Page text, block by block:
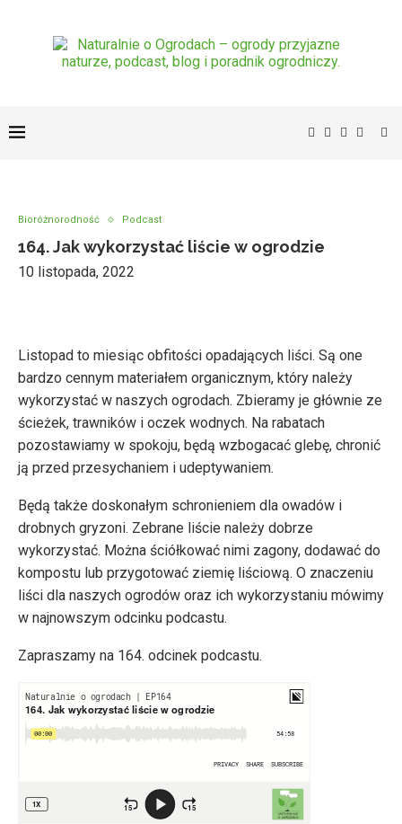
Bioróżnorodność Podcast
164. Jak wykorzystać liście w ogrodzie
10 listopada, 2022
Listopad to miesiąc obfitości opadających liści. Są one
bardzo cennym materiałem organicznym, który należy
wykorzystać w naszych ogrodach. Zbieramy je głównie ze
ścieżek, trawników i oczek wodnych. Na rabatach
pozostawiamy w spokoju, będą wzbogacać glebę, chronić
ją przed przesychaniem i udeptywaniem.
Będą także doskonałym schronieniem dla owadów i
drobnych gryzoni. Zebrane liście należy dobrze
wykorzystać. Można ściółkować nimi zagony, dodawać do
kompostu lub przygotować ziemię liściową. O znaczeniu
liści dla naszych ogrodów oraz ich wykorzystaniu mówimy
w najnowszym odcinku podcastu.
Zapraszamy na 164. odcinek podcastu.